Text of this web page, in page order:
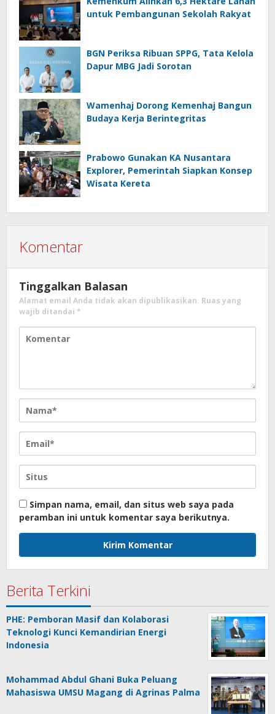
untuk Pembangunan Sekolah Rakyat
BGN Periksa Ribuan SPPG, Tata Kelola
Dapur MBG Jadi Sorotan
Wamenhaj Dorong Kemenhaj Bangun
Budaya Kerja Berintegritas
Prabowo Gunakan KA Nusantara
Explorer, Pemerintah Siapkan Konsep
Wisata Kereta
Komentar
Tinggalkan Balasan
Alamat email Anda tidak akan dipublikasikan. Ruas yang
wajib ditandai *
Simpan nama, email, dan situs web saya pada
peramban ini untuk komentar saya berikutnya.
Berita Terkini
PHE: Pemboran Masif dan Kolaborasi
Teknologi Kunci Kemandirian Energi
Indonesia
Mohammad Abdul Ghani Buka Peluang
Mahasiswa UMSU Magang di Agrinas Palma